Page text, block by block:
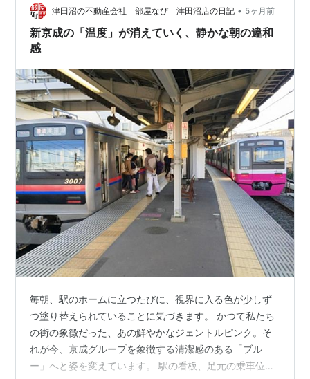
た。 2013年3月に一度閉鎖。…
津田沼の不動産会社 部屋なび 津田沼店の日記 • 5ヶ月前
新京成の「温度」が消えていく、静かな朝の違和
感
毎朝、駅のホームに立つたびに、視界に入る色が少しず
つ塗り替えられていることに気づきます。 かつて私たち
の街の象徴だった、あの鮮やかなジェントルピンク。そ
れが今、京成グループを象徴する清潔感のある「ブル
ー」へと姿を変えています。 駅の看板、足元の乗車位置